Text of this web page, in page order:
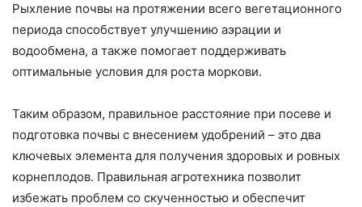
Рыхление почвы на протяжении всего вегетационного
периода способствует улучшению аэрации и
водообмена, а также помогает поддерживать
оптимальные условия для роста моркови.
Таким образом, правильное расстояние при посеве и
подготовка почвы с внесением удобрений – это два
ключевых элемента для получения здоровых и ровных
корнеплодов. Правильная агротехника позволит
избежать проблем со скученностью и обеспечит